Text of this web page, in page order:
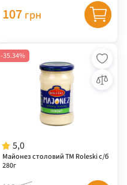
107 грн
5,0
Майонез столовий ТМ Roleski с/б
280г
-35.34%